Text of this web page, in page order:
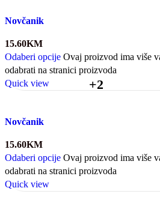
Novčanik
15.60KM
Odaberi opcije Ovaj proizvod ima više
odabrati na stranici proizvoda
Quick view
+2
Novčanik
15.60KM
Odaberi opcije Ovaj proizvod ima više
odabrati na stranici proizvoda
Quick view